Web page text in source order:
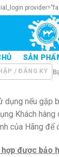
SẢN
/ ĐĂNG KÝ
dụng nếu gặp
Khách
của Hãng để
được bảo